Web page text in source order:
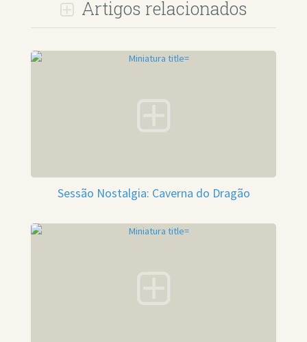
Artigos relacionados
Sessão Nostalgia: Caverna do Dragão